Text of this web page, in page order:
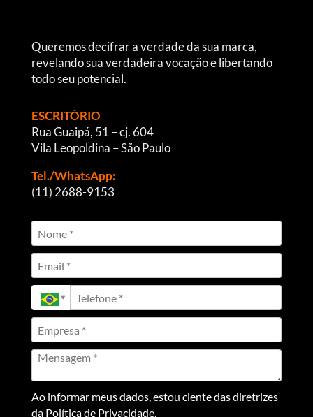
Queremos decifrar a verdade da sua marca,
revelando sua verdadeira vocação e libertando
todo seu potencial.
ESCRITÓRIO
Rua Guaipá, 51 – cj. 604
Vila Leopoldina – São Paulo
Tel./WhatsApp:
(11) 2688-9153
Ao informar meus dados, estou ciente das diretrizes
da Política de Privacidade.